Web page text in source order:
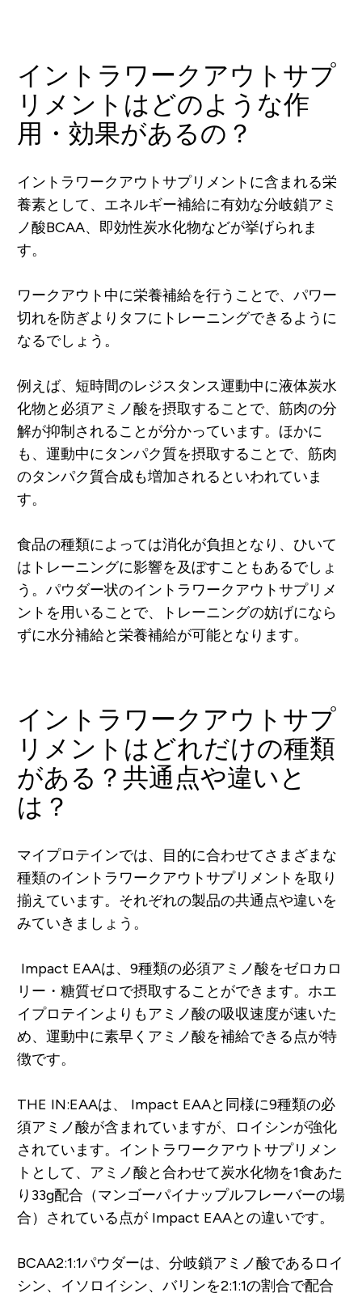
イントラワークアウトサプ
リメントはどのような作
用・効果があるの？
イントラワークアウトサプリメントに含まれる栄
養素として、エネルギー補給に有効な分岐鎖アミ
ノ酸BCAA、即効性炭水化物などが挙げられま
す。
ワークアウト中に栄養補給を行うことで、パワー
切れを防ぎよりタフにトレーニングできるように
なるでしょう。
例えば、短時間のレジスタンス運動中に液体炭水
化物と必須アミノ酸を摂取することで、筋肉の分
解が抑制されることが分かっています。ほかに
も、運動中にタンパク質を摂取することで、筋肉
のタンパク質合成も増加されるといわれていま
す。
食品の種類によっては消化が負担となり、ひいて
はトレーニングに影響を及ぼすこともあるでしょ
う。パウダー状のイントラワークアウトサプリメ
ントを用いることで、トレーニングの妨げになら
ずに水分補給と栄養補給が可能となります。
イントラワークアウトサプ
リメントはどれだけの種類
がある？共通点や違いと
は？
マイプロテインでは、目的に合わせてさまざまな
種類のイントラワークアウトサプリメントを取り
揃えています。それぞれの製品の共通点や違いを
みていきましょう。
Impact EAAは、9種類の必須アミノ酸をゼロカロ
リー・糖質ゼロで摂取することができます。ホエ
イプロテインよりもアミノ酸の吸収速度が速いた
め、運動中に素早くアミノ酸を補給できる点が特
徴です。
THE IN:EAAは、 Impact EAAと同様に9種類の必
須アミノ酸が含まれていますが、ロイシンが強化
されています。イントラワークアウトサプリメン
トとして、アミノ酸と合わせて炭水化物を1食あた
り33g配合（マンゴーパイナップルフレーバーの場
合）されている点が Impact EAAとの違いです。
BCAA2:1:1パウダーは、分岐鎖アミノ酸であるロイ
シン、イソロイシン、バリンを2:1:1の割合で配合